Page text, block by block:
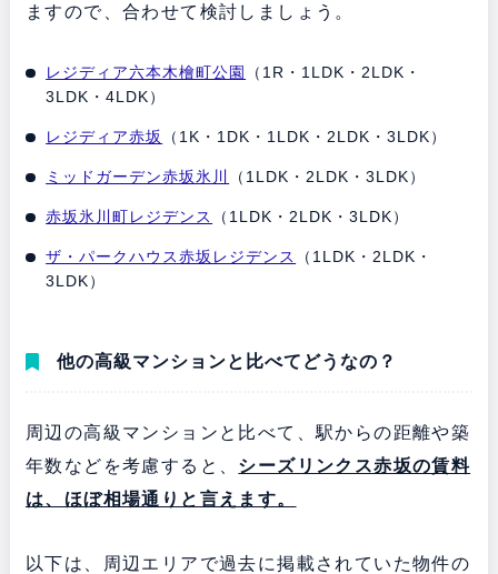
ますので、合わせて検討しましょう。
レジディア六本木檜町公園
（1R・1LDK・2LDK・
3LDK・4LDK）
レジディア赤坂 （1K・1DK・1LDK・2LDK・3LDK）
ミッドガーデン赤坂氷川 （1LDK・2LDK・3LDK）
赤坂氷川町レジデンス （1LDK・2LDK・3LDK）
ザ・パークハウス赤坂レジデンス
（1LDK・2LDK・
3LDK）
他の高級マンションと比べてどうなの？
周辺の高級マンションと比べて、駅からの距離や築
年数などを考慮すると、 シーズリンクス赤坂の賃料
は、ほぼ相場通りと言えます。
以下は、周辺エリアで過去に掲載されていた物件の